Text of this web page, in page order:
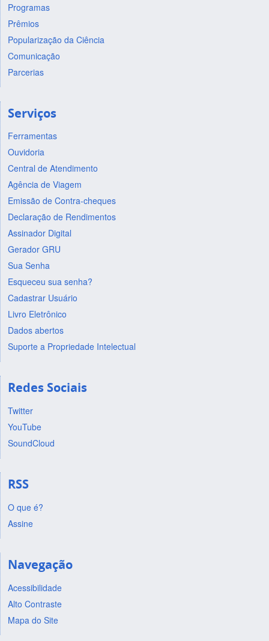
Programas
Prêmios
Popularização da Ciência
Comunicação
Parcerias
Serviços
Ferramentas
Ouvidoria
Central de Atendimento
Agência de Viagem
Emissão de Contra-cheques
Declaração de Rendimentos
Assinador Digital
Gerador GRU
Sua Senha
Esqueceu sua senha?
Cadastrar Usuário
Livro Eletrônico
Dados abertos
Suporte a Propriedade Intelectual
Redes Sociais
Twitter
YouTube
SoundCloud
RSS
O que é?
Assine
Navegação
Acessibilidade
Alto Contraste
Mapa do Site